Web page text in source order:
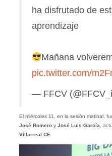
ha disfrutado de
aprendizaje
Mañana
pic.twitter.com/
— FFCV
El miércoles 11, en la sesión matinal,
José Romero y José Luis García ,
Villarreal CF.